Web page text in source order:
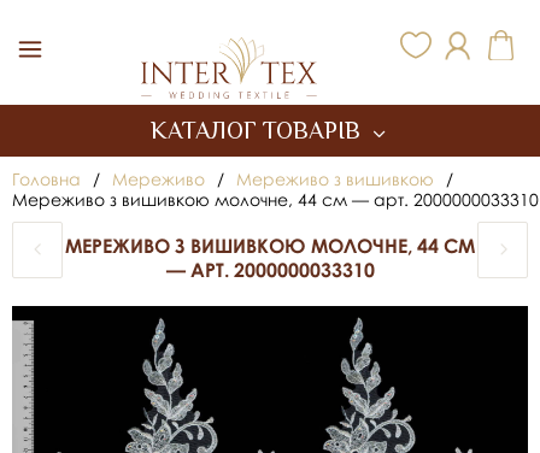
КАТАЛОГ ТОВАРІВ
Головна / Мереживо / Мереживо з вишивкою
/
Мереживо з вишивкою молочне, 44 см — арт. 2000000033310
МЕРЕЖИВО З ВИШИВКОЮ МОЛОЧНЕ, 44 СМ
— АРТ. 2000000033310